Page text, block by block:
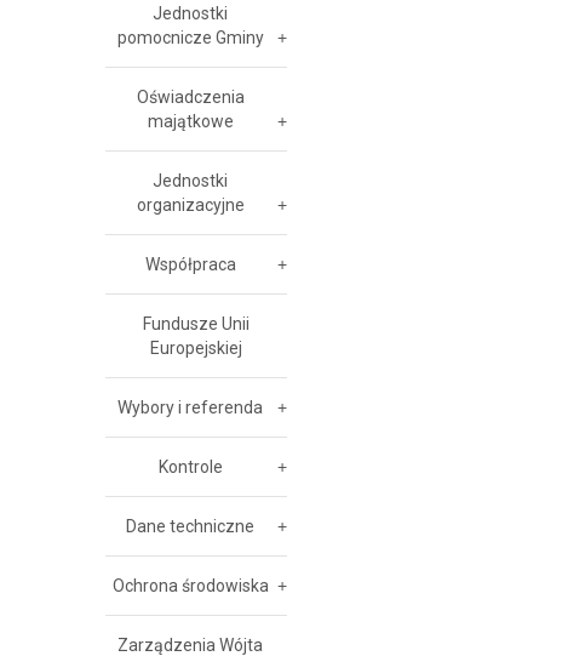
Jednostki
pomocnicze Gminy
Oświadczenia
majątkowe
Jednostki
organizacyjne
Współpraca
Fundusze Unii
Europejskiej
Wybory i referenda
Kontrole
Dane techniczne
Ochrona środowiska
Zarządzenia Wójta